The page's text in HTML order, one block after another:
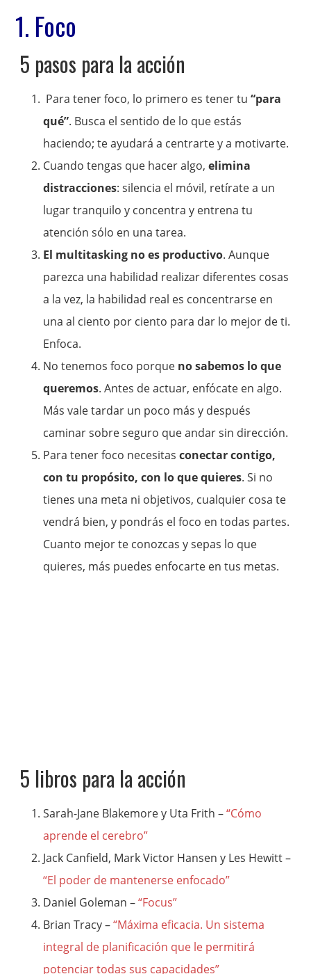
1. Foco
5 pasos para la acción
Para tener foco, lo primero es tener tu“para
qué”. Busca el sentido de lo que estás
haciendo; te ayudará a centrarte y a motivarte.
Cuando tengas que hacer algo,elimina
distracciones: silencia el móvil, retírate a un
lugar tranquilo y concentra y entrena tu
atención sólo en una tarea.
El multitasking no es productivo. Aunque
parezca una habilidad realizar diferentes cosas
a la vez, la habilidad real es concentrarse en
una al ciento por ciento para dar lo mejor de ti.
Enfoca.
No tenemos foco porque no sabemos lo que
queremos. Antes de actuar, enfócate en algo.
Más vale tardar un poco más y después
caminar sobre seguro que andar sin dirección.
Para tener foco necesitasconectar contigo,
con tu propósito, con lo que quieres. Si no
tienes una meta ni objetivos, cualquier cosa te
vendrá bien, y pondrás el foco en todas partes.
Cuanto mejor te conozcas y sepas lo que
quieres, más puedes enfocarte en tus metas.
5 libros para la acción
Sarah-Jane Blakemore y Uta Frith –“Cómo
aprende el cerebro”
Jack Canfield, Mark Victor Hansen y Les Hewitt –
“El poder de mantenerse enfocado”
Daniel Goleman –“Focus”
Brian Tracy –“Máxima eficacia. Un sistema
integral de planificación que le permitirá
potenciar todas sus capacidades”